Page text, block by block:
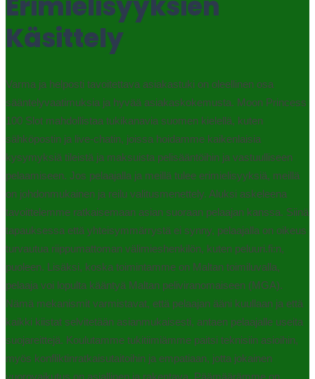
Käsittely
Varma ja helposti tavoitettava asiakastuki on oleellinen osa
sääntelyvaatimuksia ja hyvää asiakaskokemusta. Moon Princess
100 Slot mahdollistaa tukikanavia suomen kielellä, kuten
sähköpostin ja live-chatin, joissa hoidamme kaikenlaisia
kysymyksiä tileistä ja maksuista pelisääntöihin ja vastuulliseen
pelaamiseen. Jos pelaajalla ja meillä tulee erimielisyyksiä, meillä
on johdonmukainen ja reilu valitusmenettely. Aluksi askeleena
tavoittelemme ratkaisemaan asian suoraan pelaajan kanssa. Siinä
tapauksessa että yhteisymmärrystä ei synny, pelaajalla on oikeus
turvautua riippumattoman välimieshenkilön, kuten peluuri.fi:n,
puoleen. Lisäksi, koska toimintamme on Maltan toimiluvalla,
pelaaja voi lopulta kääntyä Maltan peliviranomaiseen (MGA).
Nämä mekanismit varmistavat, että pelaajan ääni kuullaan ja että
kaikki kiistat selvitetään asianmukaisesti, antaen pelaajalle useita
suojareittejä. Koulutamme tukitiimiämme paitsi teknisiin asioihin,
myös konfliktinratkaisutaitoihin ja empatiaan, jotta jokainen
vuorovaikutus on asiallinen ja rakentava. Päämäärämme on